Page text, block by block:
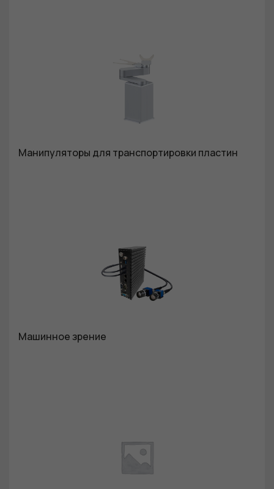
Манипуляторы для транспортировки пластин
Машинное зрение